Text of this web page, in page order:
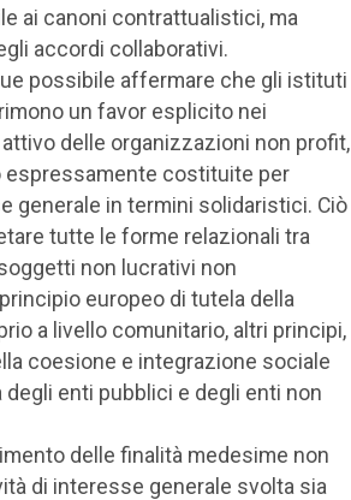
ai canoni contrattualistici, ma
accordi collaborativi.
possibile affermare che gli istituti
un favor esplicito nei
delle organizzazioni non profit,
espressamente costituite per
generale in termini solidaristici. Ciò
tutte le forme relazionali tra
non lucrativi non
europeo di tutela della
a livello comunitario, altri principi,
coesione e integrazione sociale
enti pubblici e degli enti non
delle finalità medesime non
di interesse generale svolta sia